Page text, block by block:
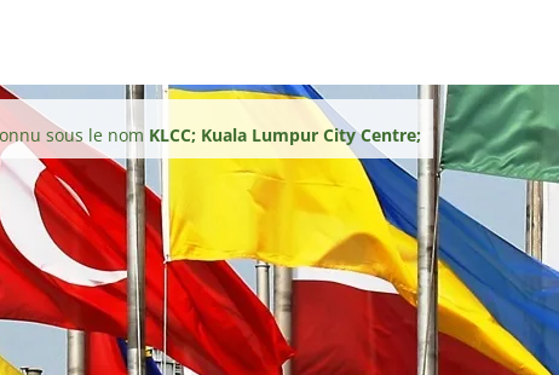
sous le nom KLCC; Kuala Lumpur City Centre;